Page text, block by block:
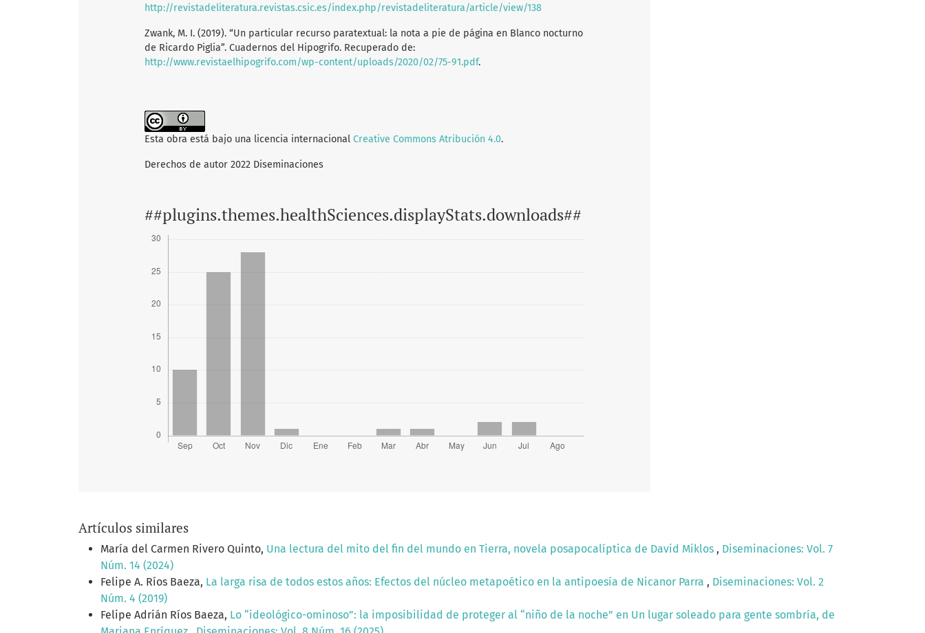
http://revistadeliteratura.revistas.csic.es/index.php/revistadeliteratura/article/view/138
Zwank, M. I. (2019). “Un particular recurso paratextual: la nota a pie de página en Blanco nocturno
de Ricardo Piglia”. Cuadernos del Hipogrifo. Recuperado de:
http://www.revistaelhipogrifo.com/wp-content/uploads/2020/02/75-91.pdf.
Esta obra está bajo una licencia internacional Creative Commons Atribución 4.0.
Derechos de autor 2022 Diseminaciones
##plugins.themes.healthSciences.displayStats.downloads##
Artículos similares
María del Carmen Rivero Quinto, Una lectura del mito del fin del mundo en Tierra, novela posapocalíptica de David Miklos , Diseminaciones: Vol. 7
Núm. 14 (2024)
Felipe A. Ríos Baeza, La larga risa de todos estos años: Efectos del núcleo metapoético en la antipoesía de Nicanor Parra , Diseminaciones: Vol. 2
Núm. 4 (2019)
Felipe Adrián Ríos Baeza, Lo “ideológico-ominoso”: la imposibilidad de proteger al “niño de la noche” en Un lugar soleado para gente sombría, de